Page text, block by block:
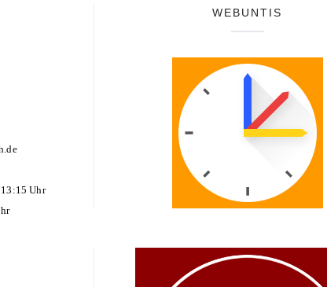
Uhr
WEBUNTIS